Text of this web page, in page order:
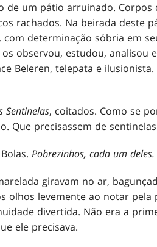
de um pátio arruinado.
rachados. Na beirada deste
determinação sóbria em
observou, estudou, analisou
Beleren, telepata e
Sentinelas, coitados. Como se
Que precisassem de
Pobrezinhos, cada um deles.
giravam no ar,
olhos levemente ao notar
divertida. Não era a
ele precisava.